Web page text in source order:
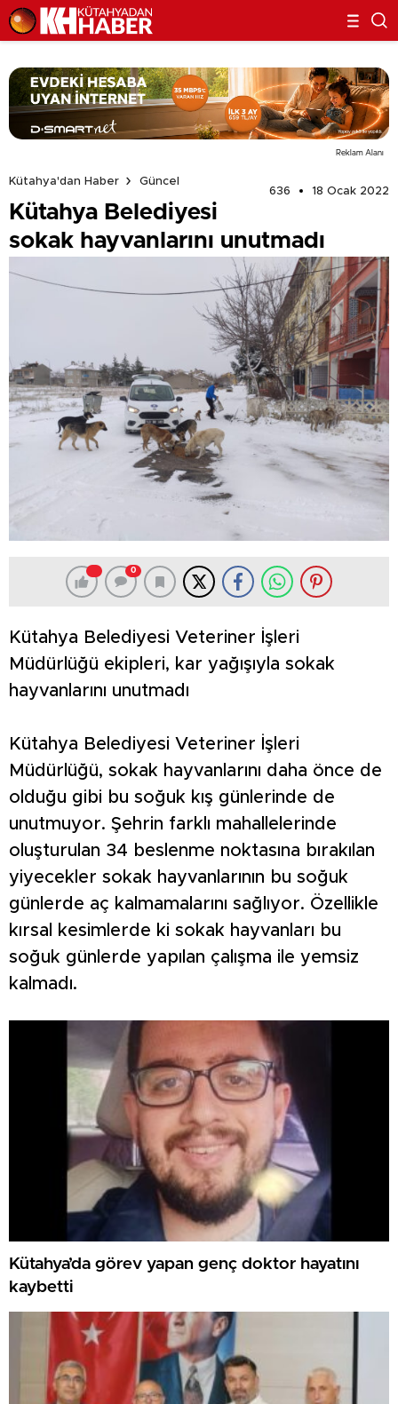
Reklam Alanı
Kütahya'dan Haber
Güncel
636
18 Ocak 2022
Kütahya Belediyesi
sokak hayvanlarını unutmadı
0
Kütahya Belediyesi Veteriner İşleri
Müdürlüğü ekipleri, kar yağışıyla sokak
hayvanlarını unutmadı
Kütahya Belediyesi Veteriner İşleri
Müdürlüğü, sokak hayvanlarını daha önce de
olduğu gibi bu soğuk kış günlerinde de
unutmuyor. Şehrin farklı mahallelerinde
oluşturulan 34 beslenme noktasına bırakılan
yiyecekler sokak hayvanlarının bu soğuk
günlerde aç kalmamalarını sağlıyor. Özellikle
kırsal kesimlerde ki sokak hayvanları bu
soğuk günlerde yapılan çalışma ile yemsiz
kalmadı.
Kütahya’da görev yapan genç doktor hayatını
kaybetti